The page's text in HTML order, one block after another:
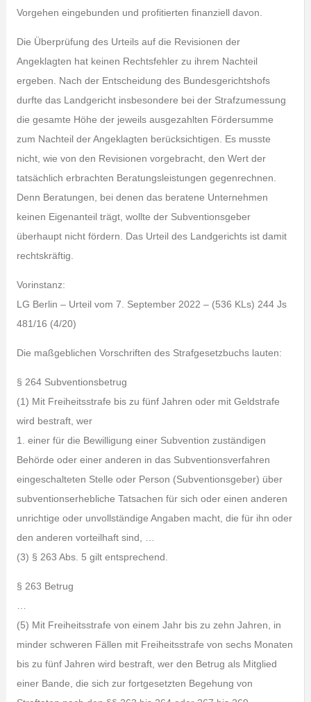
Vorgehen eingebunden und profitierten finanziell davon.
Die Überprüfung des Urteils auf die Revisionen der
Angeklagten hat keinen Rechtsfehler zu ihrem Nachteil
ergeben. Nach der Entscheidung des Bundesgerichtshofs
durfte das Landgericht insbesondere bei der Strafzumessung
die gesamte Höhe der jeweils ausgezahlten Fördersumme
zum Nachteil der Angeklagten berücksichtigen. Es musste
nicht, wie von den Revisionen vorgebracht, den Wert der
tatsächlich erbrachten Beratungsleistungen gegenrechnen.
Denn Beratungen, bei denen das beratene Unternehmen
keinen Eigenanteil trägt, wollte der Subventionsgeber
überhaupt nicht fördern. Das Urteil des Landgerichts ist damit
rechtskräftig.
Vorinstanz:
LG Berlin – Urteil vom 7. September 2022 – (536 KLs) 244 Js
481/16 (4/20)
Die maßgeblichen Vorschriften des Strafgesetzbuchs lauten:
§ 264 Subventionsbetrug
(1) Mit Freiheitsstrafe bis zu fünf Jahren oder mit Geldstrafe
wird bestraft, wer
1. einer für die Bewilligung einer Subvention zuständigen
Behörde oder einer anderen in das Subventionsverfahren
eingeschalteten Stelle oder Person (Subventionsgeber) über
subventionserhebliche Tatsachen für sich oder einen anderen
unrichtige oder unvollständige Angaben macht, die für ihn oder
den anderen vorteilhaft sind, …
(3) § 263 Abs. 5 gilt entsprechend.
§ 263 Betrug
(5) Mit Freiheitsstrafe von einem Jahr bis zu zehn Jahren, in
minder schweren Fällen mit Freiheitsstrafe von sechs Monaten
bis zu fünf Jahren wird bestraft, wer den Betrug als Mitglied
einer Bande, die sich zur fortgesetzten Begehung von